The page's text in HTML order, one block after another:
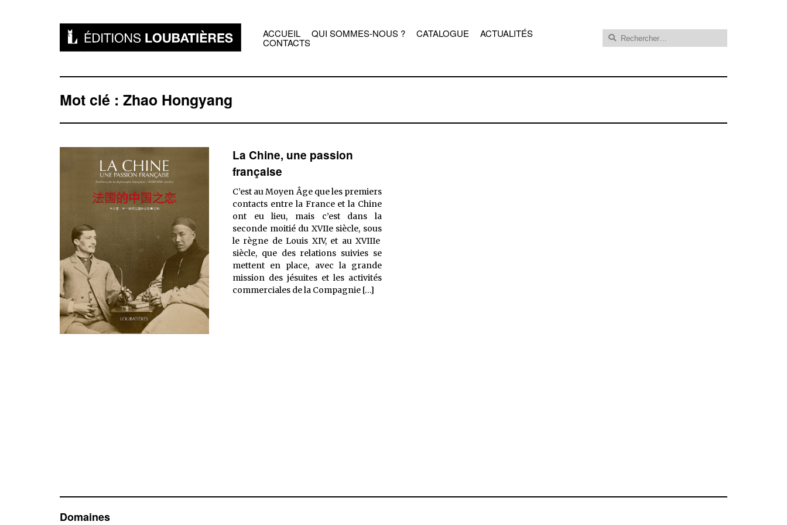
ACCUEIL QUI SOMMES-NOUS ? CATALOGUE ACTUALITÉS
CONTACTS
Rechercher :
Mot clé : Zhao Hongyang
La Chine, une passion
française
C’est au Moyen Âge que les premiers
contacts entre la France et la Chine
ont eu lieu, mais c’est dans la
seconde moitié du XVIIe siècle, sous
le règne de Louis XIV, et au XVIIIe
siècle, que des relations suivies se
mettent en place, avec la grande
mission des jésuites et les activités
commerciales de la Compagnie […]
Domaines